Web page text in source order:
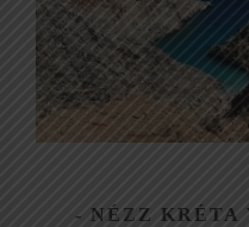
NÉZZ KRÉTA